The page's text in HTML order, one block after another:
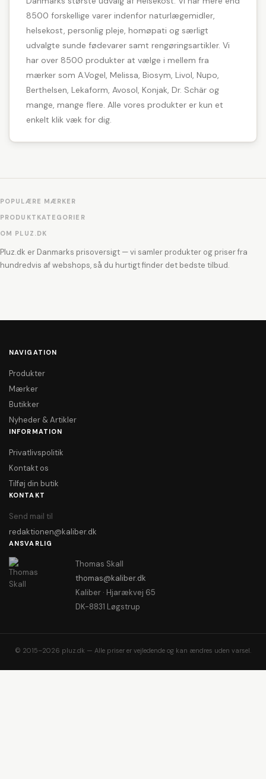
8500 forskellige varer indenfor naturlægemidler,
helsekost, personlig pleje, homøpati og særligt
udvalgte sunde fødevarer samt rengøringsartikler. Vi
har over 8500 produkter at vælge i mellem fra
mærker som A.Vogel, Melissa, Biosym, Livol, Nupo,
Berthelsen, Lekaform, Avosol, Konjak, Dr. Schär og
mange, mange flere. Alle vores produkter er kun et
enkelt klik væk for dig.
POPULÆRE MÆRKER
PRODUKTKATEGORIER
OM PLUZ.DK
Pluz.dk er Danmarks prisoversigt — vi samler produkter og priser fra
hundredvis af webshops, så du hurtigt finder det bedste tilbud.
NAVIGATION
Produkter
Mærker
Butikker
Nyheder & Artikler
INFORMATION
Privatlivspolitik
Kontakt os
Tilføj din butik
KONTAKT
Send mail til
redaktionen@kaliber.dk
ANSVARLIG
Thomas Skall
thomas@kaliber.dk
Kaliber · Hjarækvej 65
DK-8831 Løgstrup
© 2015–2026 pluz.dk — Alle priser er vejledende og kan ændres uden varsel.